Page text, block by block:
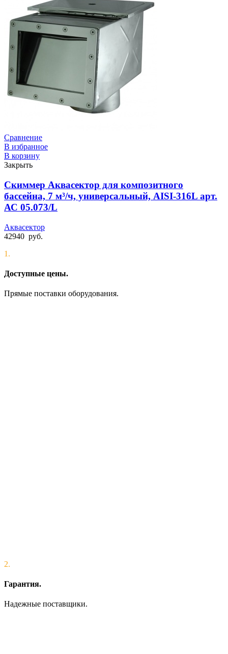
Сравнение
В избранное
В корзину
Закрыть
Скиммер Аквасектор для композитного
бассейна, 7 м³/ч, универсальный, AISI-316L арт.
АС 05.073/L
Аквасектор
42940 руб.
1.
Доступные цены.
Прямые поставки оборудования.
2.
Гарантия.
Надежные поставщики.